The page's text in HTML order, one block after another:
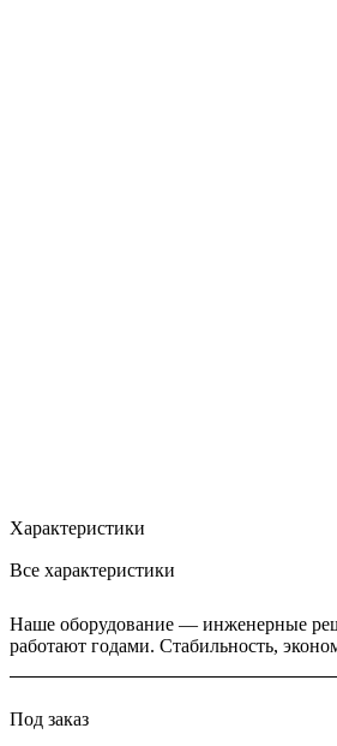
Характеристики
Все характеристики
Наше оборудование — инженерные
работают годами. Стабильность,
Под заказ